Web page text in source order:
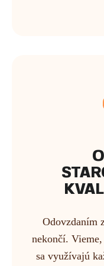
Odovzdaním
nekončí.
sa využívajú